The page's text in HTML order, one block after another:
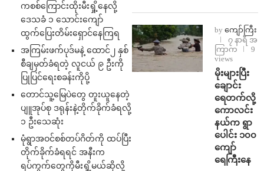
ကစစ်ကြောင်းထိုးမီးရှို့နေလို့
ဒေသခံ ၁ သောင်းကျော်
ထွက်ပြေးတိမ်းရှောင်နေကြရ
အကြမ်းဖက်ပုဒ်မနဲ့ ထောင်၂ နှစ်
စီချမှတ်ခံရတဲ့ လူငယ် ၉ ဦးကို
ပြုပြင်ရေးစခန်းကိုပို့
တောင်သူ့မြေပဲတွေ တူးယူနေတဲ့
ပျူအုပ်စု ဒရုန်းနဲ့တိုက်ခိုက်ခံရလို့
၁ ဦးသေဆုံး
မုံရွာအဝင်စစ်တပ်ဂိတ်ကို ထပ်ပြီး
တိုက်ခိုက်ခံရရင် အနီးက
ရပ်ကွက်တွေကိုမီးရှို့မယ်ဆိုလို့
by ကျော်ကြီး
၇ နာရီ အ
ကြာက
9
views
⁨မိုးများပြီး
ချောင်း
ရေတက်လို့
ကောလင်း
နယ်က ရွာ
ပေါင်း ၁၀၀
ကျော်
ရေကြီးနေ